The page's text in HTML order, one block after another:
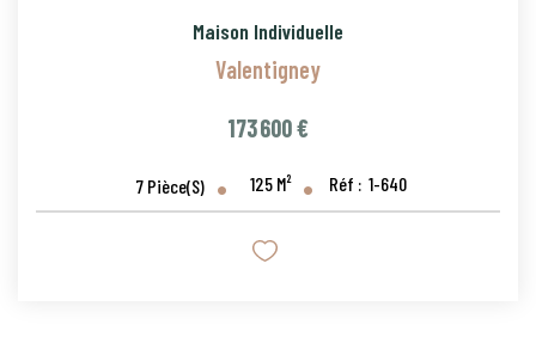
Maison Individuelle
Valentigney
173 600 €
7 Pièce(s) 125 M² Réf : 1-640